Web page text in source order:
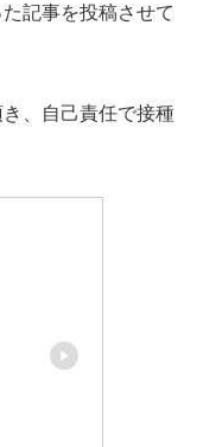
記事を投稿させて
、自己責任で接種